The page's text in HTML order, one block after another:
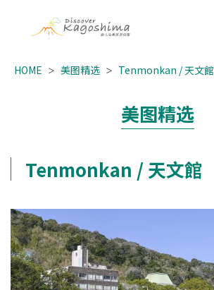
HOME 美图精选 Tenmonkan / 天文館
美图精选
Tenmonkan / 天文館